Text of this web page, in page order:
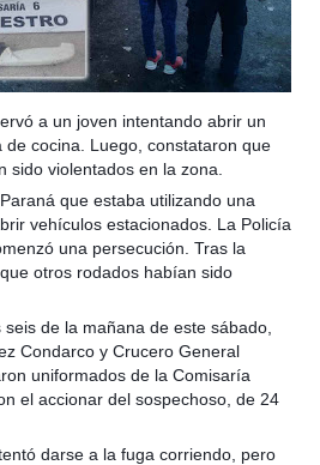
a un joven intentando abrir un
cocina. Luego, constataron que
sido violentados en la zona.
que estaba utilizando una
vehículos estacionados. La Policía
una persecución. Tras la
otros rodados habían sido
de la mañana de este sábado,
Condarco y Crucero General
uniformados de la Comisaría
el accionar del sospechoso, de 24
darse a la fuga corriendo, pero